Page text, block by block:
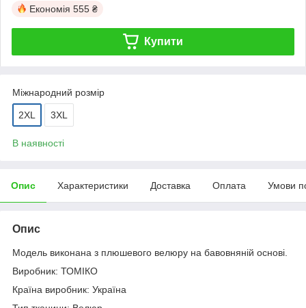
Економія 555 ₴
Купити
Міжнародний розмір
2XL 3XL
В наявності
Опис Характеристики Доставка Оплата Умови
Опис
Модель виконана з плюшевого велюру на бавовняній основі.
Виробник: ТОМІКО
Країна виробник: Україна